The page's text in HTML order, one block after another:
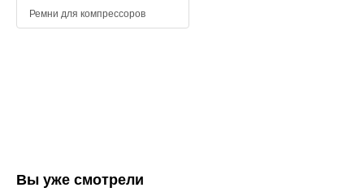
Ремни для компрессоров
Вы уже смотрели